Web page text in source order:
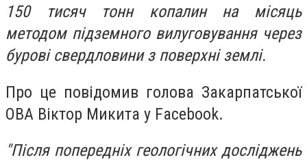
150 тисяч тонн копалин на місяць
методом підземного вилуговування через
бурові свердловини з поверхні землі.
Про це повідомив голова Закарпатської
ОВА Віктор Микита у Facebook.
"Після попередніх геологічних досліджень